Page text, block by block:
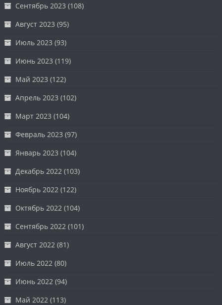
Сентябрь 2023 (108)
Август 2023 (95)
Июль 2023 (93)
Июнь 2023 (119)
Май 2023 (122)
Апрель 2023 (102)
Март 2023 (104)
Февраль 2023 (97)
Январь 2023 (104)
Декабрь 2022 (103)
Ноябрь 2022 (122)
Октябрь 2022 (104)
Сентябрь 2022 (101)
Август 2022 (81)
Июль 2022 (80)
Июнь 2022 (94)
Май 2022 (113)